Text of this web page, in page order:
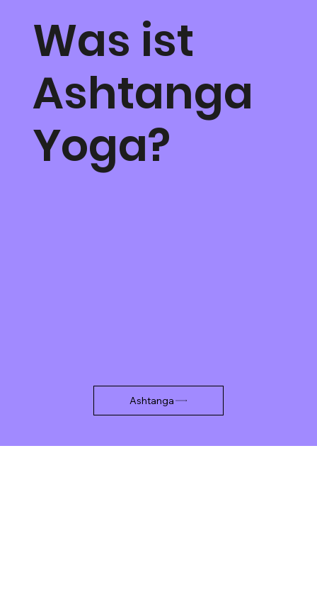
Was ist
Ashtanga
Yoga?
Ashtanga